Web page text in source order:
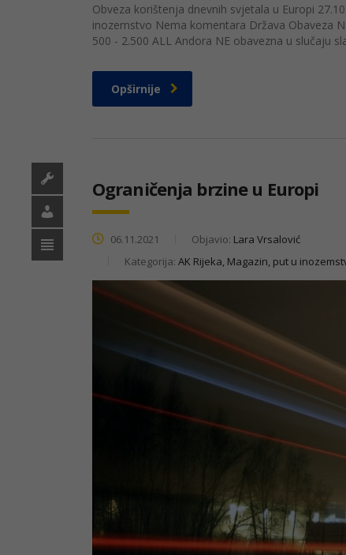
Obveza korištenja dnevnih svjetala u Europi
inozemstvo Nema komentara Država Obaveza
500 - 2.500 ALL Andora NE obavezna u slučaju
Opširnije
Ograničenja brzine u Europi
06.11.2021 Objavio: Lara Vrsalović
Kategorija: AK Rijeka, Magazin, put u